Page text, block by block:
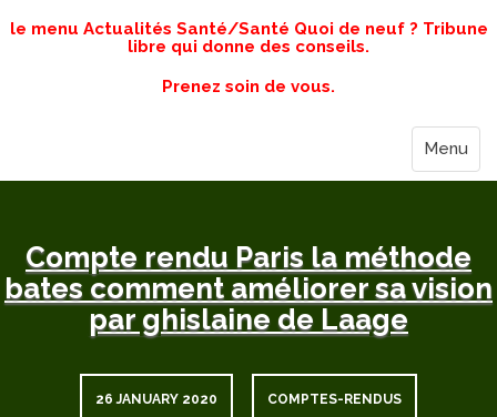
le menu Actualités Santé/Santé Quoi de neuf ? Tribune
libre qui donne des conseils.
Prenez soin de vous.
Menu
Compte rendu Paris la méthode
bates comment améliorer sa vision
par ghislaine de Laage
26 JANUARY 2020 COMPTES-RENDUS